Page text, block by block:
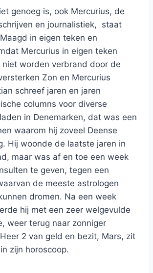
genoeg is, ook Mercurius, de
en journalistiek, staat
in eigen teken en
Mercurius in eigen teken
niet worden verbrand door de
Zon en Mercurius
schreef jaren en jaren
columns voor diverse
in Denemarken, dat was een
waarom hij zoveel Deense
Hij woonde de laatste jaren in
maar was af en toe een week
te geven, tegen een
de meeste astrologen
dromen. Na een week
hij met een zeer welgevulde
weer terug naar zonniger
2 van geld en bezit, Mars, zit
zijn horoscoop.